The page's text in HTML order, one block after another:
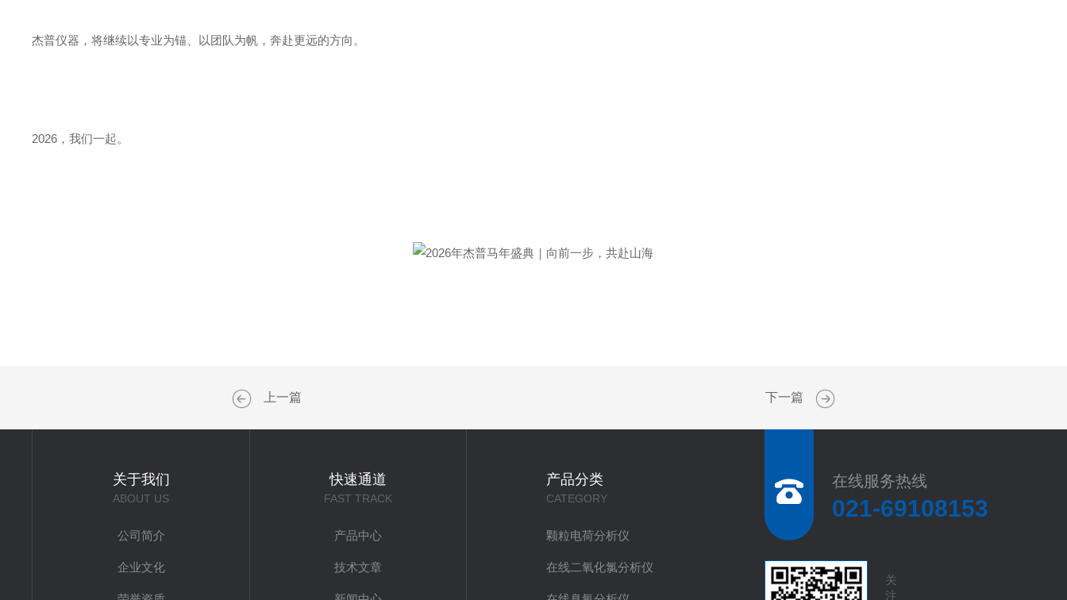
杰普仪器，将继续以专业为锚、以团队为帆，奔赴更远的方向。
2026，我们一起。
上一篇 下一篇
关于我们
ABOUT US
公司简介
企业文化
快速通道
FAST TRACK
产品中心
技术文章
产品分类
CATEGORY
颗粒电荷分析仪
在线二氧化氯分析仪
在线服务热线
021-69108153
关
注